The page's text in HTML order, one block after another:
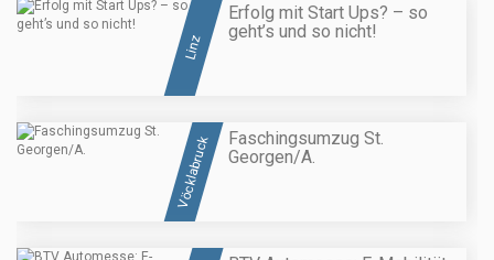
Linz
Erfolg mit Start Ups? – so
geht’s und so nicht!
Vöcklabruck
Faschingsumzug St.
Georgen/A.